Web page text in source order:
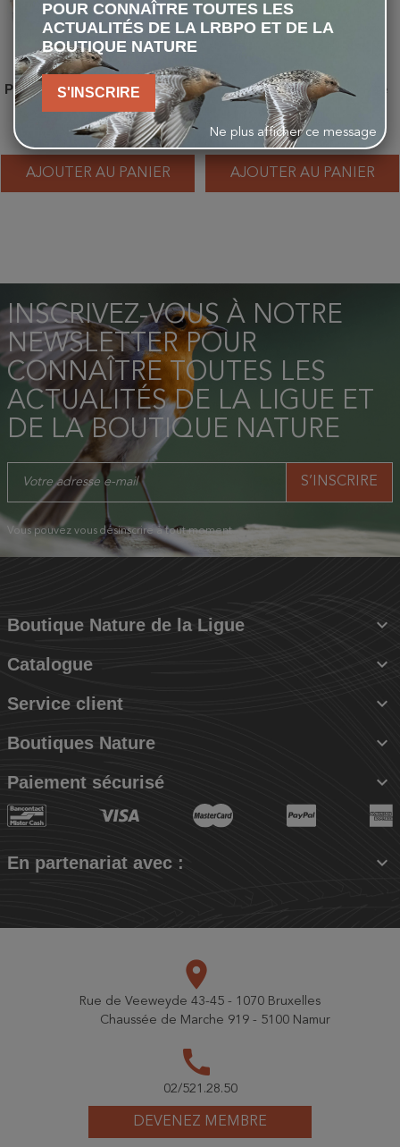
Plateau Rouges-gorges - Petit
5,50 €
AJOUTER AU PANIER
Tourterelle des Bois - Carte
d'André Buzin
1,00 €
AJOUTER AU PANIER
INSCRIVEZ-VOUS À NOTRE
NEWSLETTER POUR
CONNAÎTRE TOUTES LES
ACTUALITÉS DE LA LIGUE ET
DE LA BOUTIQUE NATURE
Vous pouvez vous désinscrire à tout moment.
Boutique Nature de la Ligue 
Catalogue 
Service client 
Boutiques Nature 
Paiement sécurisé 
En partenariat avec : 
DEVENEZ MEMBRE
place
Rue de Veeweyde 43-45 - 1070 Bruxelles
Chaussée de Marche 919 - 5100 Namur
call
02/521.28.50
POUR CONNAÎTRE TOUTES LES
ACTUALITÉS DE LA LRBPO ET DE LA
BOUTIQUE NATURE
S'INSCRIRE
Ne plus afficher ce message